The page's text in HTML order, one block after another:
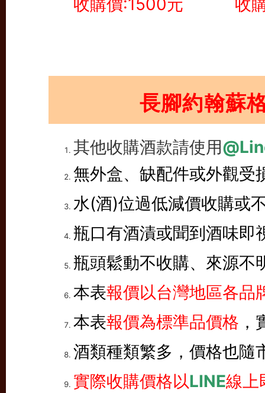
收購價:1500元 收
長腳約翰蘇
其他收購酒款請使用
無外盒、缺配件或外觀受
水(酒)位過低減價收購或
瓶口有酒漬或聞到酒味即
瓶頭鬆動不收購、來源不
本表報價以台灣地區各品
本表報價為標準品價格
酒類種類繁多，價格也隨
實際收購價格以LINE線上